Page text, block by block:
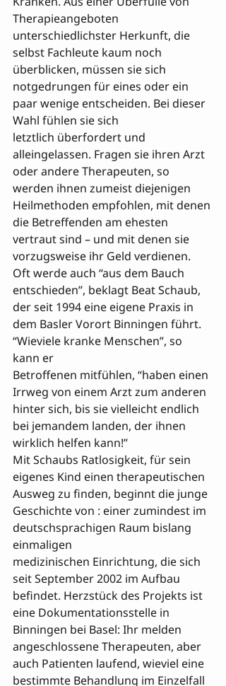
Therapieangeboten
unterschiedlichster Herkunft, die
selbst Fachleute kaum noch
überblicken, müssen sie sich
notgedrungen für eines oder ein
paar wenige entscheiden. Bei dieser
Wahl fühlen sie sich
letztlich überfordert und
alleingelassen. Fragen sie ihren Arzt
oder andere Therapeuten, so
werden ihnen zumeist diejenigen
Heilmethoden empfohlen, mit denen
die Betreffenden am ehesten
vertraut sind – und mit denen sie
vorzugsweise ihr Geld verdienen.
Oft werde auch “aus dem Bauch
entschieden”, beklagt Beat Schaub,
der seit 1994 eine eigene Praxis in
dem Basler Vorort Binningen führt.
“Wieviele kranke Menschen”, so
kann er
Betroffenen mitfühlen, “haben einen
Irrweg von einem Arzt zum anderen
hinter sich, bis sie vielleicht endlich
bei jemandem landen, der ihnen
wirklich helfen kann!”
Mit Schaubs Ratlosigkeit, für sein
eigenes Kind einen therapeutischen
Ausweg zu finden, beginnt die junge
Geschichte von : einer zumindest im
deutschsprachigen Raum bislang
einmaligen
medizinischen Einrichtung, die sich
seit September 2002 im Aufbau
befindet. Herzstück des Projekts ist
eine Dokumentationsstelle in
Binningen bei Basel: Ihr melden
angeschlossene Therapeuten, aber
auch Patienten laufend, wieviel eine
bestimmte Behandlung im Einzelfall